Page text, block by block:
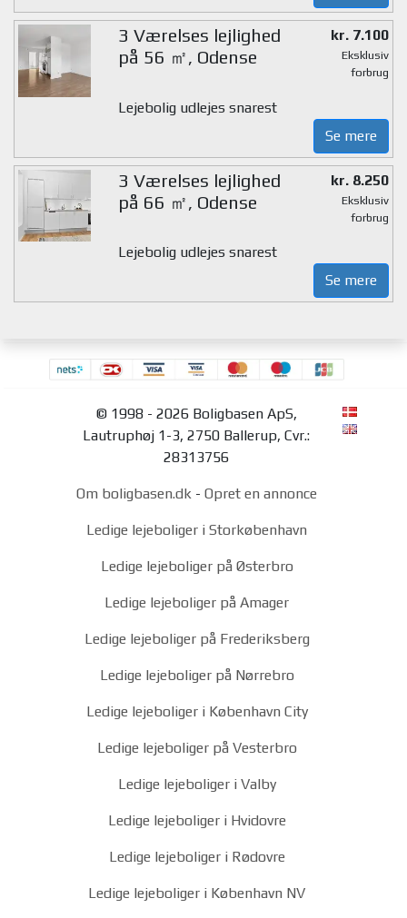
3 Værelses lejlighed
på 56 ㎡, Odense
kr. 7.100
Eksklusiv
forbrug
Lejebolig udlejes snarest
Se mere
3 Værelses lejlighed
på 66 ㎡, Odense
kr. 8.250
Eksklusiv
forbrug
Lejebolig udlejes snarest
Se mere
© 1998 - 2026 Boligbasen ApS,
Lautruphøj 1-3, 2750 Ballerup, Cvr.:
28313756
Om boligbasen.dk - Opret en annonce
Ledige lejeboliger i Storkøbenhavn
Ledige lejeboliger på Østerbro
Ledige lejeboliger på Amager
Ledige lejeboliger på Frederiksberg
Ledige lejeboliger på Nørrebro
Ledige lejeboliger i København City
Ledige lejeboliger på Vesterbro
Ledige lejeboliger i Valby
Ledige lejeboliger i Hvidovre
Ledige lejeboliger i Rødovre
Ledige lejeboliger i København NV